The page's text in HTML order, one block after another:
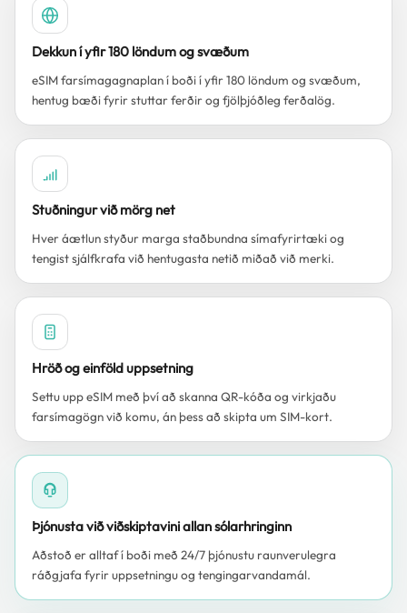
Dekkun í yfir 180 löndum og svæðum
eSIM farsímagagnaplan í boði í yfir 180 löndum og svæðum,
hentug bæði fyrir stuttar ferðir og fjölþjóðleg ferðalög.
Stuðningur við mörg net
Hver áætlun styður marga staðbundna símafyrirtæki og
tengist sjálfkrafa við hentugasta netið miðað við merki.
Hröð og einföld uppsetning
Settu upp eSIM með því að skanna QR-kóða og virkjaðu
farsímagögn við komu, án þess að skipta um SIM-kort.
Þjónusta við viðskiptavini allan sólarhringinn
Aðstoð er alltaf í boði með 24/7 þjónustu raunverulegra
ráðgjafa fyrir uppsetningu og tengingarvandamál.